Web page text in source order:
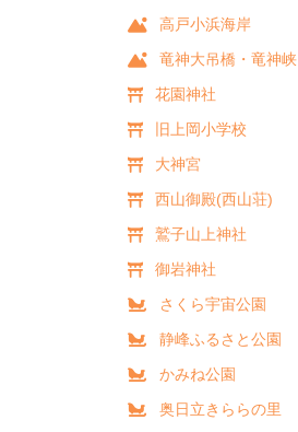
高戸小浜海岸
竜神大吊橋・竜神峡
花園神社
旧上岡小学校
大神宮
西山御殿(西山荘)
鷲子山上神社
御岩神社
さくら宇宙公園
静峰ふるさと公園
かみね公園
奥日立きららの里